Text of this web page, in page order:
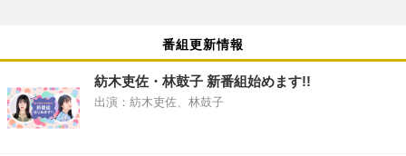
番組更新情報
紡木吏佐・林鼓子 新番組始めます!!
出演：紡木吏佐、林鼓子